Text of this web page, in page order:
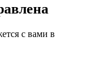
с вами в